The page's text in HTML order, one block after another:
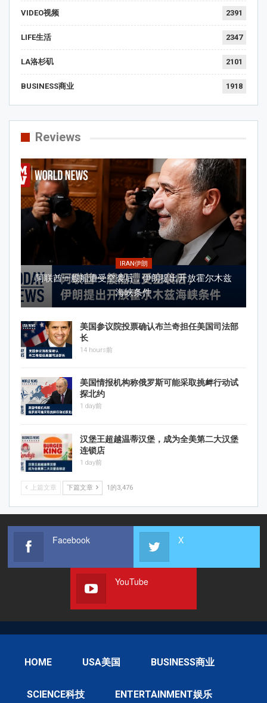
VIDEO视频 2391
LIFE生活 2347
LA洛杉矶 2101
BUSINESS商业 1918
Reviews
IRAN伊朗
阿联酋一艘船遭受空袭后，伊朗提出开放霍尔木兹
海峡条件
美国参议院投票确认布兰奇担任美国司法部
长
14 hours前
美国情报机构称俄罗斯可能采取挑衅行动试
探北约
1 day前
汉堡王超越温蒂汉堡，成为全美第二大汉堡
连锁店
1 day前
上篇文章 下篇文章 1的3,476
Facebook X
YouTube
HOME USA美国 BUSINESS商业
SCIENCE科技 ENTERTAINMENT娱乐